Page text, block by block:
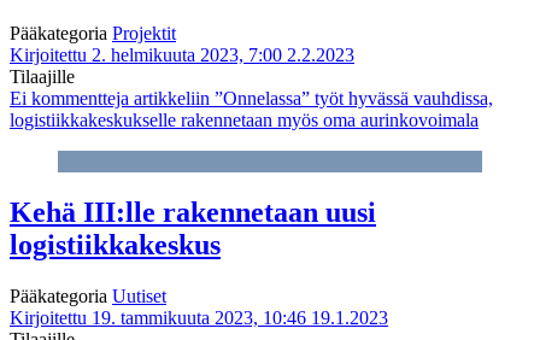
Pääkategoria Projektit
Kirjoitettu 2. helmikuuta 2023, 7:00 2.2.2023
Tilaajille
Ei kommentteja artikkeliin ”Onnelassa” työt hyvässä vauhdissa,
logistiikkakeskukselle rakennetaan myös oma aurinkovoimala
Kehä III:lle rakennetaan uusi
logistiikkakeskus
Pääkategoria Uutiset
Kirjoitettu 19. tammikuuta 2023, 10:46 19.1.2023